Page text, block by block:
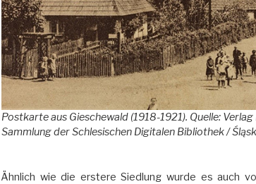
Postkarte aus Gieschewald (1918-1921). Quelle:
Sammlung der Schlesischen Digitalen Bibliothek /
Ähnlich wie die erstere Siedlung wurde es auch